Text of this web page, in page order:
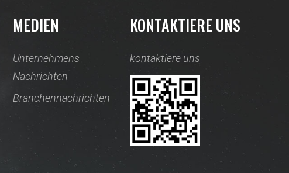
MEDIEN
Unternehmens
Nachrichten
Branchennachrichten
KONTAKTIERE UNS
kontaktiere uns